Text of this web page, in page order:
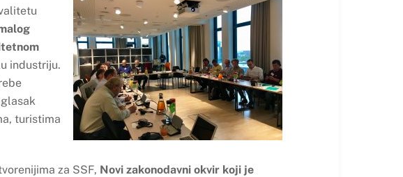
industriju.
turistima
za SSF, Novi zakonodavni okvir koji je